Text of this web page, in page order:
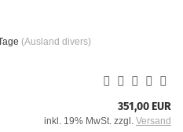
(Ausland divers)
351,00 EUR
inkl. 19% MwSt. zzgl. Versand